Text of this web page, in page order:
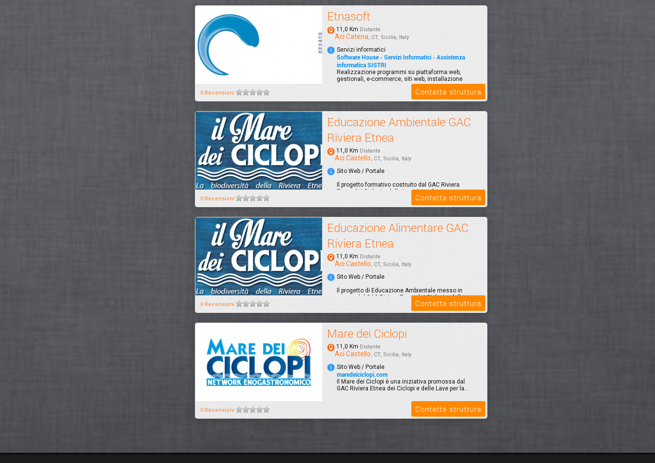
Etnasoft
11,0 Km Distante
Aci Catena, CT, Sicilia, Italy
Servizi informatici
Software House - Servizi Informatici - Assistenza
informatica SISTRI
Realizzazione programmi su piattaforma web,
gestionali, e-commerce, siti web, installazione
0 Recensioni Contatta struttura
Educazione Ambientale GAC
Riviera Etnea
11,0 Km Distante
Aci Castello, CT, Sicilia, Italy
Sito Web / Portale
Il progetto formativo costruito dal GAC Riviera
Etnea dei Ciclopi e delle Lave intende
0 Recensioni Contatta struttura
Educazione Alimentare GAC
Riviera Etnea
11,0 Km Distante
Aci Castello, CT, Sicilia, Italy
Sito Web / Portale
Il progetto di Educazione Ambientale messo in
campo dal GAC Riviera Etnea dei Ciclopi e delle
0 Recensioni Contatta struttura
Mare dei Ciclopi
11,0 Km Distante
Aci Castello, CT, Sicilia, Italy
Sito Web / Portale
maredeiciclopi.com
Il Mare dei Ciclopi è una iniziativa promossa dal
GAC Riviera Etnea dei Ciclopi e delle Lave per la...
0 Recensioni Contatta struttura